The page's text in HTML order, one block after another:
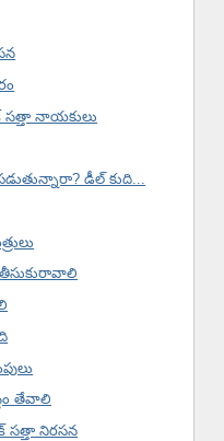
సత్తా నాయకులు
డీల్ కుది...
తేవాలి
సత్తా నిరసన